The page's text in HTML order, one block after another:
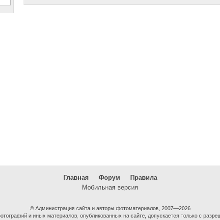
Главная Форум
Правила
Мобильная версия
© Администрация сайта и авторы фотоматериалов, 2007—2026
и иных материалов, опубликованных на сайте, допускается только с